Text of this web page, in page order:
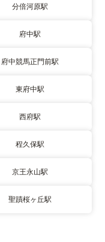
分倍河原駅
府中駅
府中競馬正門前駅
東府中駅
西府駅
程久保駅
京王永山駅
聖蹟桜ヶ丘駅